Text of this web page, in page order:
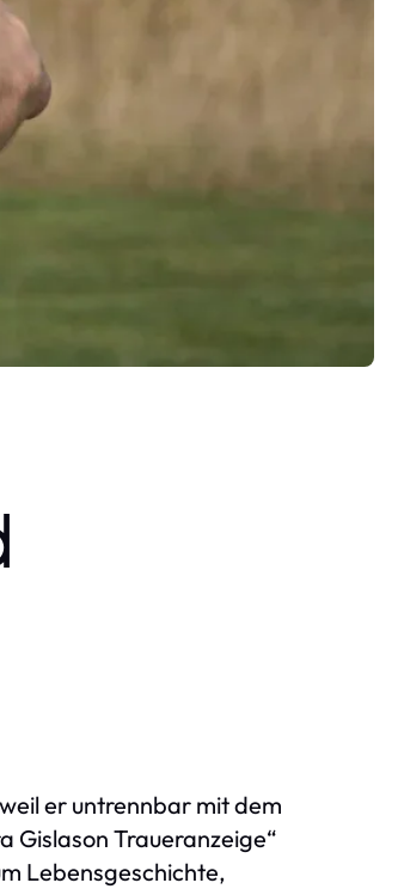
er untrennbar mit dem
Gislason Traueranzeige“
Lebensgeschichte,